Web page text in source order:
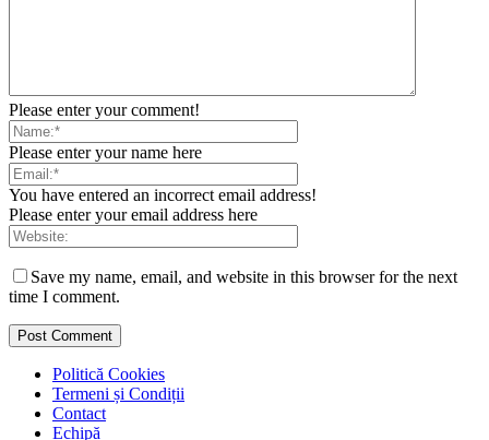
Please enter your comment!
Please enter your name here
You have entered an incorrect email address!
Please enter your email address here
Save my name, email, and website in this browser for the next
time I comment.
Politică Cookies
Termeni și Condiții
Contact
Echipă